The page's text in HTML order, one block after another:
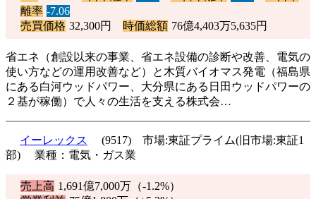
離率 -7.06
売買価格 32,300円 時価総額 76億4,403万5,635円
省エネ（創設以来の事業、省エネ設備の診断や改善、電気の
使い方などの運用改善など）と木質バイオマス発電（福島県
にある白河ウッドパワー、大分県にある日田ウッドパワーの
２基が稼働）で人々の生活を支える株式会…
イーレックス
(9517) 市場:東証プライム(旧市場:東証1
部) 業種：電気・ガス業
売上高 1,691億7,000万（-1.2%）